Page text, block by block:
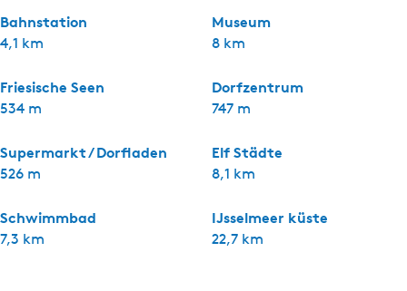
Bahnstation
4,1 km
Museum
8 km
Friesische Seen
534 m
Dorfzentrum
747 m
Supermarkt / Dorfladen
526 m
Elf Städte
8,1 km
Schwimmbad
7,3 km
IJsselmeer küste
22,7 km